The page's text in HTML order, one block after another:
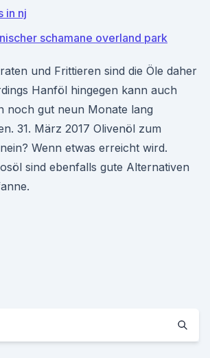
in nj
schamane overland park
und Frittieren sind die Öle daher
Hanföl hingegen kann auch
noch gut neun Monate lang
31. März 2017 Olivenöl zum
Wenn etwas erreicht wird.
sind ebenfalls gute Alternativen